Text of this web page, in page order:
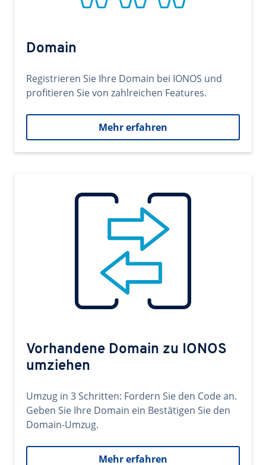
Domain
Registrieren Sie Ihre Domain bei IONOS und
profitieren Sie von zahlreichen Features.
Mehr erfahren
Vorhandene Domain zu IONOS
umziehen
Umzug in 3 Schritten: Fordern Sie den Code an.
Geben Sie Ihre Domain ein Bestätigen Sie den
Domain-Umzug.
Mehr erfahren